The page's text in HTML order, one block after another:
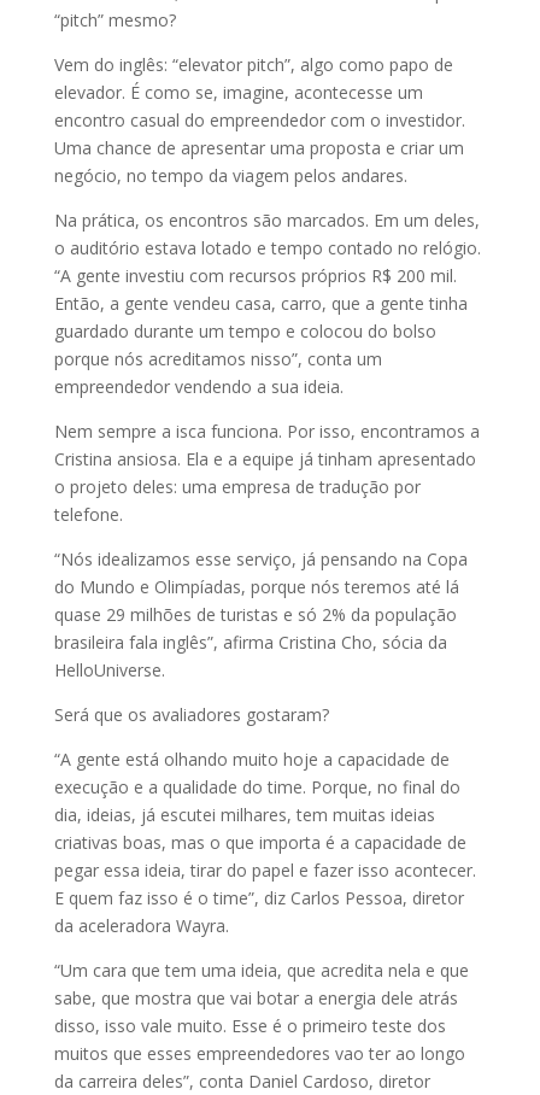
“pitch” mesmo?
Vem do inglês: “elevator pitch”, algo como papo de
elevador. É como se, imagine, acontecesse um
encontro casual do empreendedor com o investidor.
Uma chance de apresentar uma proposta e criar um
negócio, no tempo da viagem pelos andares.
Na prática, os encontros são marcados. Em um deles,
o auditório estava lotado e tempo contado no relógio.
“A gente investiu com recursos próprios R$ 200 mil.
Então, a gente vendeu casa, carro, que a gente tinha
guardado durante um tempo e colocou do bolso
porque nós acreditamos nisso”, conta um
empreendedor vendendo a sua ideia.
Nem sempre a isca funciona. Por isso, encontramos a
Cristina ansiosa. Ela e a equipe já tinham apresentado
o projeto deles: uma empresa de tradução por
telefone.
“Nós idealizamos esse serviço, já pensando na Copa
do Mundo e Olimpíadas, porque nós teremos até lá
quase 29 milhões de turistas e só 2% da população
brasileira fala inglês”, afirma Cristina Cho, sócia da
HelloUniverse.
Será que os avaliadores gostaram?
“A gente está olhando muito hoje a capacidade de
execução e a qualidade do time. Porque, no final do
dia, ideias, já escutei milhares, tem muitas ideias
criativas boas, mas o que importa é a capacidade de
pegar essa ideia, tirar do papel e fazer isso acontecer.
E quem faz isso é o time”, diz Carlos Pessoa, diretor
da aceleradora Wayra.
“Um cara que tem uma ideia, que acredita nela e que
sabe, que mostra que vai botar a energia dele atrás
disso, isso vale muito. Esse é o primeiro teste dos
muitos que esses empreendedores vao ter ao longo
da carreira deles”, conta Daniel Cardoso, diretor